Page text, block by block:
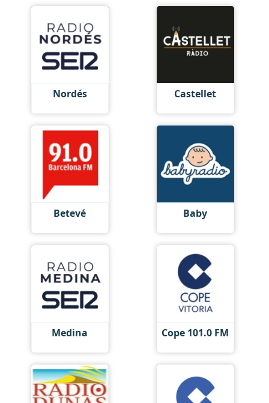
Nordés Castellet
Betevé Baby
Medina Cope 101.0 FM